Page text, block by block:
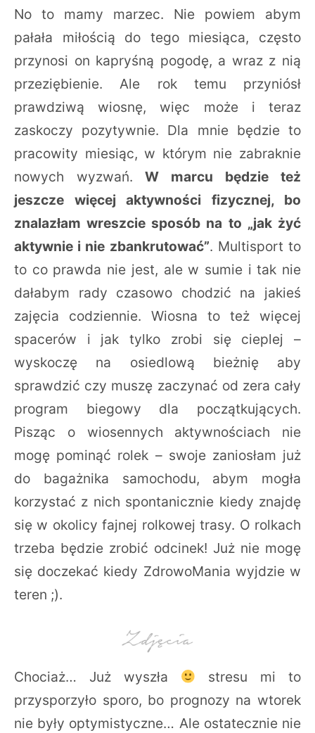
No to mamy marzec. Nie powiem abym
pałała miłością do tego miesiąca, często
przynosi on kapryśną pogodę, a wraz z nią
przeziębienie. Ale rok temu przyniósł
prawdziwą wiosnę, więc może i teraz
zaskoczy pozytywnie. Dla mnie będzie to
pracowity miesiąc, w którym nie zabraknie
nowych wyzwań. W marcu będzie też
jeszcze więcej aktywności fizycznej, bo
znalazłam wreszcie sposób na to „jak żyć
aktywnie i nie zbankrutować”. Multisport to
to co prawda nie jest, ale w sumie i tak nie
dałabym rady czasowo chodzić na jakieś
zajęcia codziennie. Wiosna to też więcej
spacerów i jak tylko zrobi się cieplej –
wyskoczę na osiedlową bieżnię aby
sprawdzić czy muszę zaczynać od zera cały
program biegowy dla początkujących.
Pisząc o wiosennych aktywnościach nie
mogę pominąć rolek – swoje zaniosłam już
do bagażnika samochodu, abym mogła
korzystać z nich spontanicznie kiedy znajdę
się w okolicy fajnej rolkowej trasy. O rolkach
trzeba będzie zrobić odcinek! Już nie mogę
się doczekać kiedy ZdrowoMania wyjdzie w
teren ;).
Chociaż… Już wyszła
stresu mi to
przysporzyło sporo, bo prognozy na wtorek
nie były optymistyczne… Ale ostatecznie nie